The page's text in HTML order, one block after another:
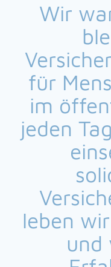
Wir
für
im
jeden
leben
und